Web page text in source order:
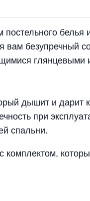
вам безупречный
дышит и дарит
при
спальни.